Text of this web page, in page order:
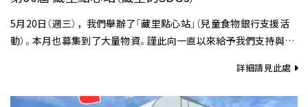
5月20日（週三），我們舉辦了「藏里點心站」（兒童食物銀行支援活
動）。本月也募集到了大量物資。謹此向一直以來給予我們支持與協
詳細請見此處